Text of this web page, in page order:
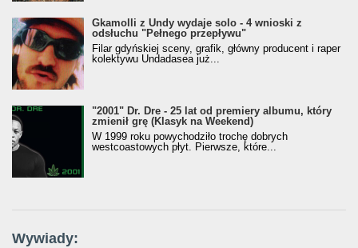
Gkamolli z Undy wydaje solo - 4 wnioski z
odsłuchu "Pełnego przepływu"
Filar gdyńskiej sceny, grafik, główny producent i raper
kolektywu Undadasea już...
"2001" Dr. Dre - 25 lat od premiery albumu, który
zmienił grę (Klasyk na Weekend)
W 1999 roku powychodziło trochę dobrych
westcoastowych płyt. Pierwsze, które...
Wywiady: